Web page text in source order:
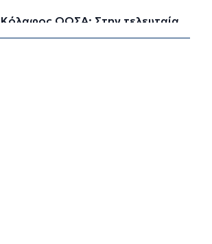
Κόλαφος ΟΟΣΑ: Στην τελευταία
θέση η Ελλάδα για το